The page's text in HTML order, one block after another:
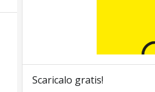
Scaricalo gratis!